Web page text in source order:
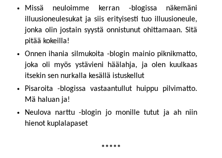
Missä neuloimme kerran -blogissa näkemäni
illuusioneulesukatja siis erityisesti tuo illuusioneule,
jonka olin jostain syystä onnistunut ohittamaan. Sitä
pitää kokeilla!
Onnen ihania silmukoita -blogin mainio piknikmatto,
joka oli myös ystävieni häälahja, ja olen kuulkaas
itsekin sen nurkalla kesällä istuskellut
Pisaroita -blogissa vastaantullut huippu pilvimatto.
Mä haluan ja!
Neulova narttu-blogin jo monille tutut ja ah niin
hienot kuplalapaset
*****